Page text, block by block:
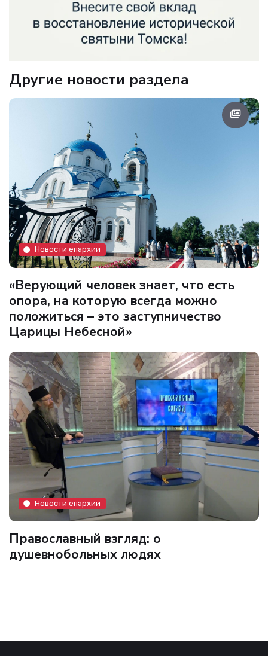
Другие новости раздела
Новости епархии
«Верующий человек знает, что есть
опора, на которую всегда можно
положиться – это заступничество
Царицы Небесной»
Новости епархии
Православный взгляд: о
душевнобольных людях